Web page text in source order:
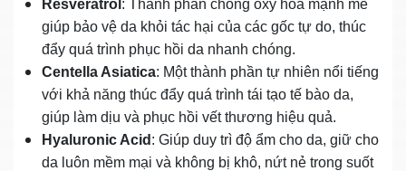
Resveratrol : Thành phần chống oxy hóa mạnh mẽ
giúp bảo vệ da khỏi tác hại của các gốc tự do, thúc
đẩy quá trình phục hồi da nhanh chóng.
Centella Asiatica: Một thành phần tự nhiên nổi tiếng
với khả năng thúc đẩy quá trình tái tạo tế bào da,
giúp làm dịu và phục hồi vết thương hiệu quả.
Hyaluronic Acid : Giúp duy trì độ ẩm cho da, giữ cho
da luôn mềm mại và không bị khô, nứt nẻ trong suốt